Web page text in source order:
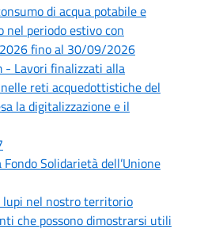
di acqua potabile e
periodo estivo con
fino al 30/09/2026
- Lavori finalizzati alla
reti acquedottistiche del
la digitalizzazione e il
Solidarietà dell’Unione
lupi nel nostro territorio
che possono dimostrarsi utili